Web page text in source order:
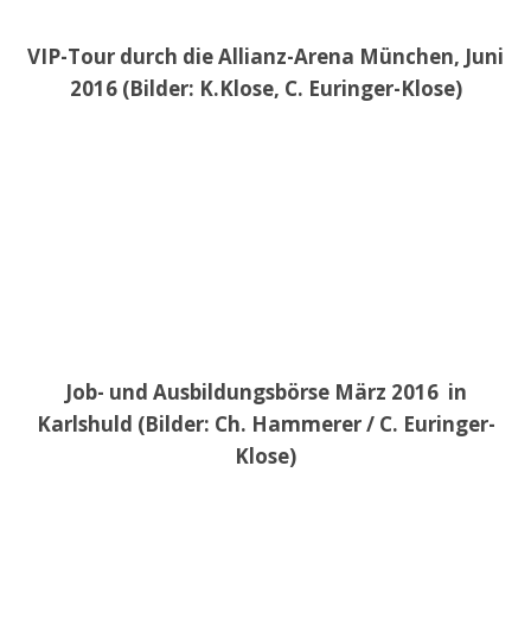
VIP-Tour durch die Allianz-Arena München, Juni
2016 (Bilder: K.Klose, C. Euringer-Klose)
Job- und Ausbildungsbörse März 2016 in
Karlshuld (Bilder: Ch. Hammerer / C. Euringer-
Klose)